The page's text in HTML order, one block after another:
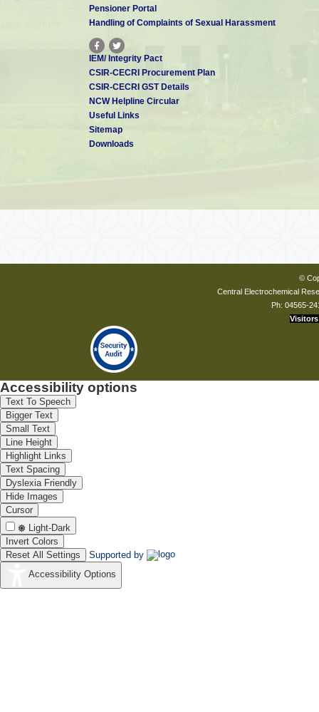
Pensioner Portal
Handling of Complaints of Sexual Harassment
IEM/ Integrity Pact
CSIR-CECRI Procurement Plan
CSIR-CECRI GST Details
NCW Helpline Circular
Useful Links
Sitemap
Downloads
©
Central Electrochemical
Ph: 04565-
Visitors
Accessibility options
Text To Speech
Bigger Text
Small Text
Line Height
Highlight Links
Text Spacing
Dyslexia Friendly
Hide Images
Cursor
Light-Dark
Invert Colors
Reset All Settings
Supported by
Accessibility Options